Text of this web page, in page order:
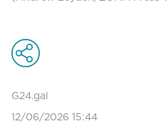
G24.gal
12/06/2026 15:44